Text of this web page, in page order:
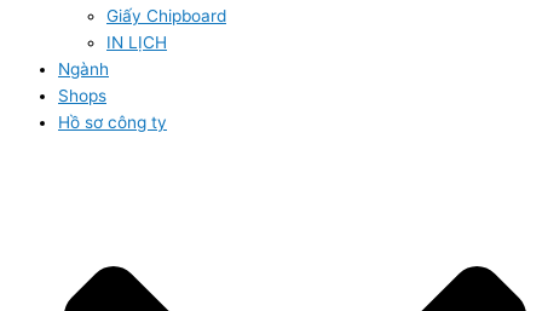
Giấy Chipboard
IN LỊCH
Ngành
Shops
Hồ sơ công ty